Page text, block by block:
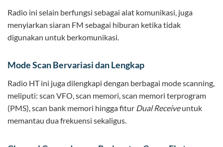
Radio ini selain berfungsi sebagai alat komunikasi, juga
menyiarkan siaran FM sebagai hiburan ketika tidak
digunakan untuk berkomunikasi.
Mode Scan Bervariasi dan Lengkap
Radio HT ini juga dilengkapi dengan berbagai mode scanning,
meliputi: scan VFO, scan memori, scan memori terprogram
(PMS), scan bank memori hingga fitur Dual Receiveuntuk
memantau dua frekuensi sekaligus.